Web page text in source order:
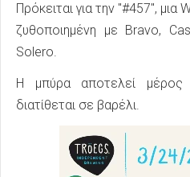
Πρόκειται για την "#457", μια
ζυθοποιημένη με Bravo,
Solero.
Η μπύρα αποτελεί
διατίθεται σε βαρέλι.